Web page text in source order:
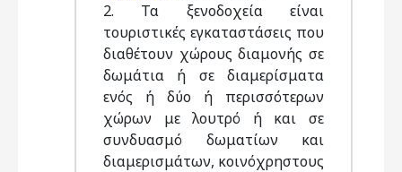
2. Τα ξενοδοχεία είναι
τουριστικές εγκαταστάσεις που
διαθέτουν χώρους διαμονής σε
δωμάτια ή σε διαμερίσματα
ενός ή δύο ή περισσότερων
χώρων με λουτρό ή και σε
συνδυασμό δωματίων και
διαμερισμάτων, κοινόχρηστους